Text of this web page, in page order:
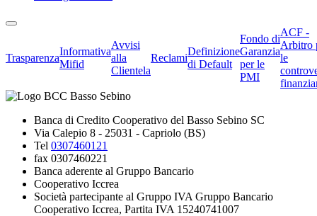
Trasparenza
Informativa
Mifid
Avvisi
alla
Clientela
Reclami
Definizione
di Default
Fondo di
Garanzia
per le
PMI
ACF -
Arbitro
le
Banca di Credito Cooperativo del Basso Sebino SC
Via Calepio 8 - 25031 - Capriolo (BS)
Tel 0307460121
fax 0307460221
Banca aderente al Gruppo Bancario
Cooperativo Iccrea
Società partecipante al Gruppo IVA Gruppo Bancario
Cooperativo Iccrea, Partita IVA 15240741007